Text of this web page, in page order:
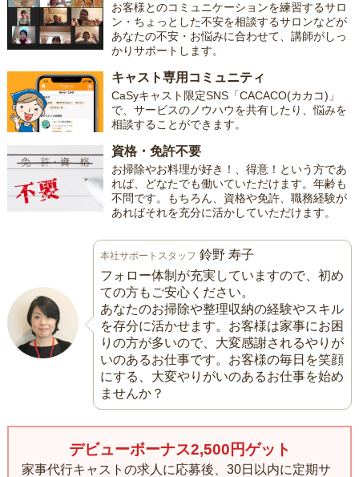
お客様とのコミュニケーションを練習するサロ
ン・ちょっとした不安を相談するサロンなどが
あなたの不安・お悩みに合わせて、講師がしっ
かりサポートします。
キャスト専用コミュニティ
CaSyキャスト限定SNS「CACACO(カカコ)」
で、サービスのノウハウを共有したり、悩みを
相談することができます。
資格・免許不要
お掃除やお料理が好き！、得意！という方であ
れば、どなたでも働いていただけます。年齢も
不問です。もちろん、資格や免許、職務経験が
あればそれを充分に活かしていただけます。
本社サポートスタッフ 鈴野 寿子
フォロー体制が充実していますので、初め
ての方もご安心ください。
あなたのお掃除や整理収納の経験やスキル
を存分に活かせます。お客様は家事にお困
りの方が多いので、大変感謝されるやりが
いのあるお仕事です。お客様の毎日を笑顔
にする、大変やりがいのあるお仕事を始め
ませんか？
デビューボーナス2,500円ゲット
家事代行キャストの求人に応募後、30日以内に定期サ